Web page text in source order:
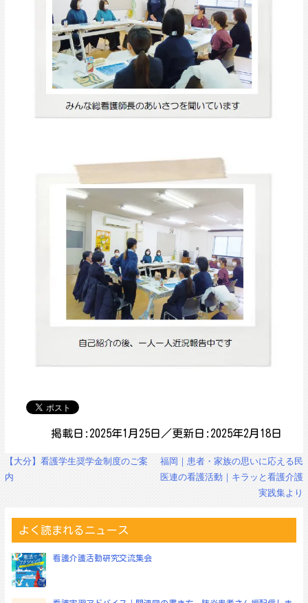
掲載日:2025年1月25日／更新日:2025年2月18日
投
稿
ョ
ン
【大分】看護学生奨学金制度のご案
内
福岡｜患者・家族の思いに応える民
医連の看護活動｜キラッと看護介護
実践集より
よく読まれるニュース
看護介護活動研究交流集会